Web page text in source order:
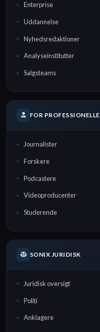
Enterprise
Uddannelse
Nyhedsredaktioner
Analyseinstitutter
Salgsteams
FOR PROFESSIONELLE
Journalister
Forskere
Podcastere
Videoproducenter
Studerende
SONIX JURIDISK
Juridisk oversigt
Politi
Anklagere